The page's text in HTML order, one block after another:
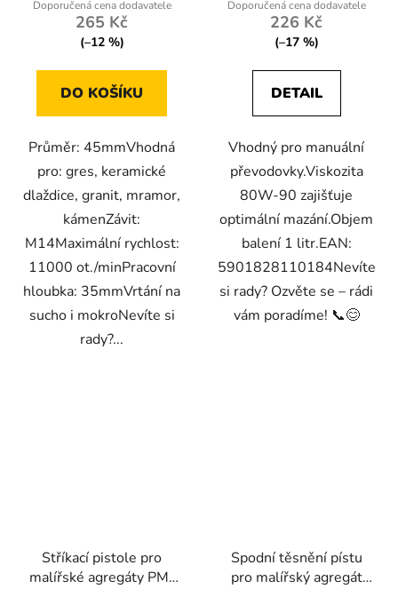
265 Kč
(–12 %)
DO KOŠÍKU
Průměr: 45mmVhodná
pro: gres, keramické
dlaždice, granit, mramor,
kámenZávit:
M14Maximální rychlost:
11000 ot./minPracovní
hloubka: 35mmVrtání na
sucho i mokroNevíte si
rady?...
226 Kč
(–17 %)
DETAIL
Vhodný pro manuální
převodovky.Viskozita
80W-90 zajišťuje
optimální mazání.Objem
balení 1 litr.EAN:
5901828110184Nevíte
si rady? Ozvěte se – rádi
vám poradíme! 📞😊
Stříkací pistole pro
malířské agregáty PM-
Spodní těsnění pístu
pro malířský agregát